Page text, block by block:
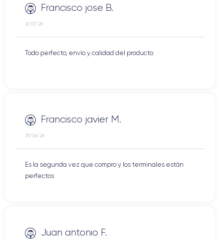
Francisco jose B.
21/07/26
Todo perfecto, envío y calidad del producto.
Francisco javier M.
29/06/26
Es la segunda vez que compro y los terminales están
perfectos
Juan antonio F.